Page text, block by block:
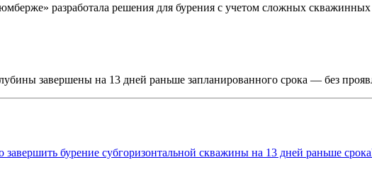
разработала решения для бурения с учетом сложных
завершены на 13 дней раньше запланированного срока — без
бурение субгоризонтальной скважины на 13 дней раньше срока